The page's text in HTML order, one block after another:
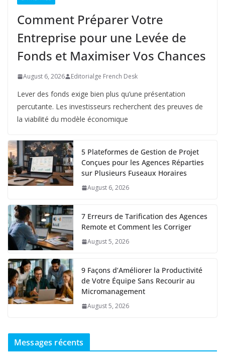
Comment Préparer Votre
Entreprise pour une Levée de
Fonds et Maximiser Vos Chances
August 6, 2026 Editorialge French Desk
Lever des fonds exige bien plus qu’une présentation
percutante. Les investisseurs recherchent des preuves de
la viabilité du modèle économique
5 Plateformes de Gestion de Projet
Conçues pour les Agences Réparties
sur Plusieurs Fuseaux Horaires
August 6, 2026
7 Erreurs de Tarification des Agences
Remote et Comment les Corriger
August 5, 2026
9 Façons d’Améliorer la Productivité
de Votre Équipe Sans Recourir au
Micromanagement
August 5, 2026
Messages récents